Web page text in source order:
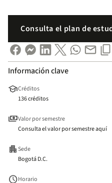
Consulta el plan de
Información clave
schoolCréditos
136 créditos
paymentsValor por semestre
Consulta el valor por semestre aquí
apartmentSede
Bogotá D.C.
scheduleHorario